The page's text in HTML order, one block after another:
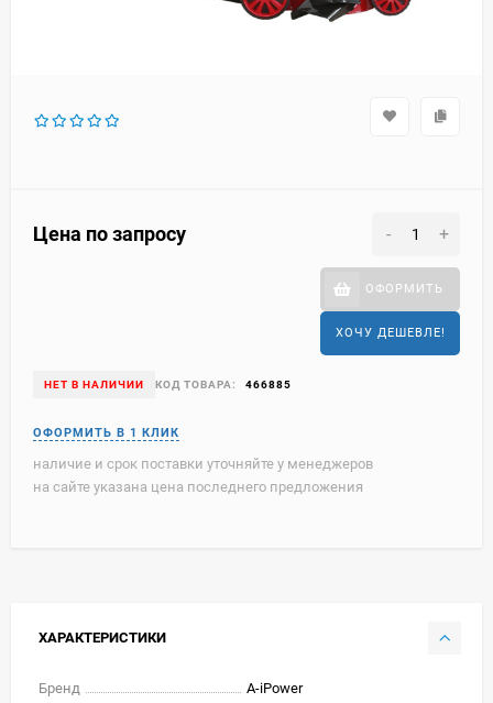
Цена по запросу - +
ОФОРМИТЬ
ХОЧУ ДЕШЕВЛЕ!
НЕТ В НАЛИЧИИ КОД ТОВАРА: 466885
наличие и срок поставки уточняйте у менеджеров
на сайте указана цена последнего предложения
ХАРАКТЕРИСТИКИ
Бренд
A-iPower